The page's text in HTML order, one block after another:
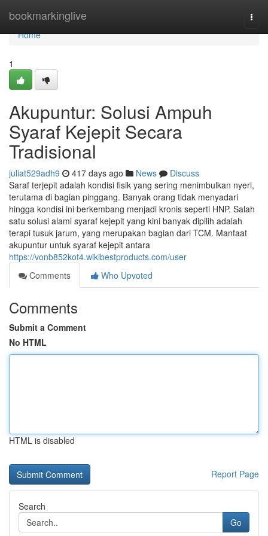
bookmarkinglive
Home
Home
1
Akupuntur: Solusi Ampuh
Syaraf Kejepit Secara
Tradisional
juliat529adh9 417 days ago News
Discuss
Saraf terjepit adalah kondisi fisik yang sering menimbulkan nyeri,
terutama di bagian pinggang. Banyak orang tidak menyadari
hingga kondisi ini berkembang menjadi kronis seperti HNP. Salah
satu solusi alami syaraf kejepit yang kini banyak dipilih adalah
terapi tusuk jarum, yang merupakan bagian dari TCM. Manfaat
akupuntur untuk syaraf kejepit antara
https://vonb852kot4.wikibestproducts.com/user
Comments
Who Upvoted
Comments
Submit a Comment
No HTML
HTML is disabled
Report Page
Search
Go